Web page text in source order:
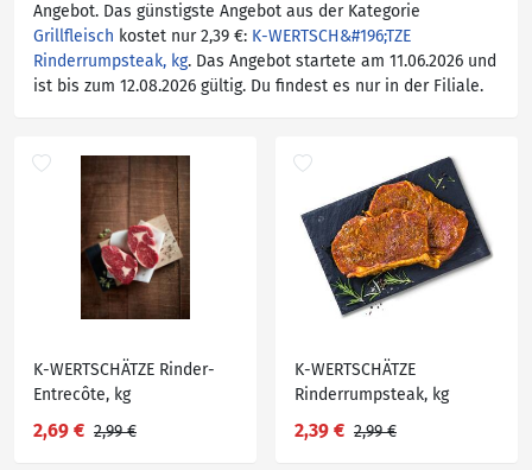
Angebot. Das günstigste Angebot aus der Kategorie
Grillfleisch kostet nur 2,39 €: K-WERTSCH&#196;TZE
Rinderrumpsteak, kg. Das Angebot startete am 11.06.2026 und
ist bis zum 12.08.2026 gültig. Du findest es nur in der Filiale.
K-WERTSCHÄTZE Rinder-
Entrecôte, kg
2,69 € 2,99 €
K-WERTSCHÄTZE
Rinderrumpsteak, kg
2,39 € 2,99 €